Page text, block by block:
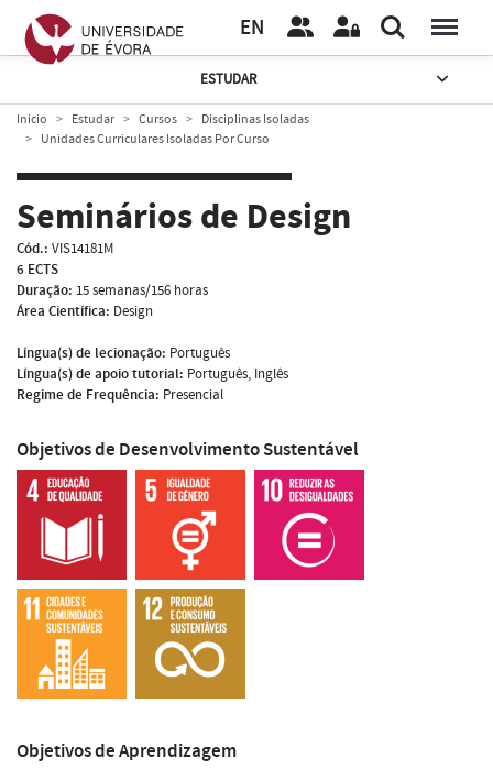
EN
ESTUDAR
Início Estudar Cursos
Disciplinas Isoladas
Unidades Curriculares Isoladas Por Curso
Seminários de Design
Cód.: VIS14181M
6 ECTS
Duração: 15 semanas/156 horas
Área Científica: Design
Língua(s) de lecionação: Português
Língua(s) de apoio tutorial: Português, Inglês
Regime de Frequência: Presencial
Objetivos de Desenvolvimento Sustentável
Objetivos de Aprendizagem